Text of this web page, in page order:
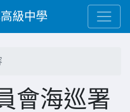
級中學
會海巡署